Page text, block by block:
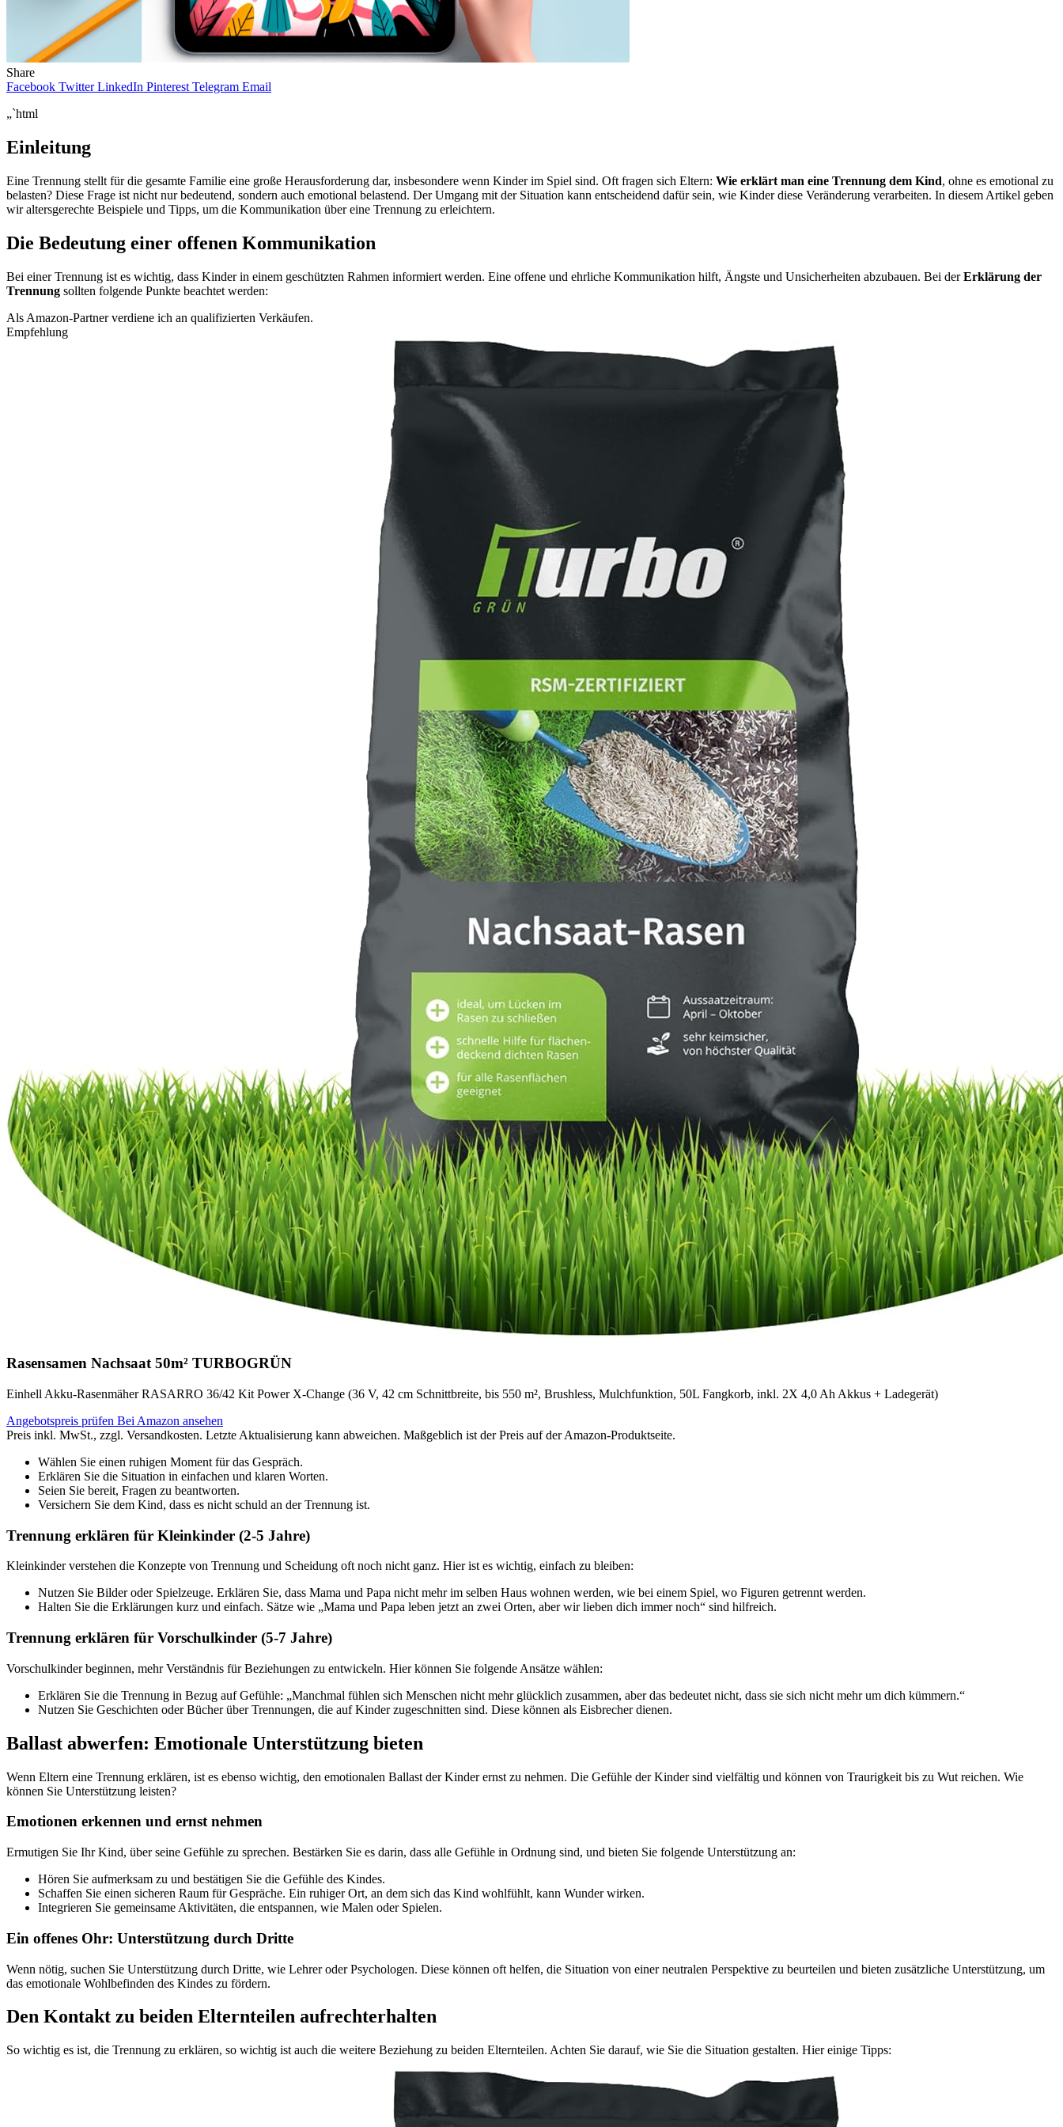
Share
Facebook Twitter LinkedIn Pinterest Telegram Email
„`html
Einleitung
Eine Trennung stellt für die gesamte Familie eine große Herausforderung dar, insbesondere wenn Kinder im Spiel sind. Oft fragen sich Eltern: Wie erklärt man eine Trennung dem Kind, ohne es emotional zu
belasten? Diese Frage ist nicht nur bedeutend, sondern auch emotional belastend. Der Umgang mit der Situation kann entscheidend dafür sein, wie Kinder diese Veränderung verarbeiten. In diesem Artikel geben
wir altersgerechte Beispiele und Tipps, um die Kommunikation über eine Trennung zu erleichtern.
Die Bedeutung einer offenen Kommunikation
Bei einer Trennung ist es wichtig, dass Kinder in einem geschützten Rahmen informiert werden. Eine offene und ehrliche Kommunikation hilft, Ängste und Unsicherheiten abzubauen. Bei derErklärung der
Trennung sollten folgende Punkte beachtet werden:
Als Amazon-Partner verdiene ich an qualifizierten Verkäufen.
Empfehlung
Rasensamen Nachsaat 50m² TURBOGRÜN
Einhell Akku-Rasenmäher RASARRO 36/42 Kit Power X-Change (36 V, 42 cm Schnittbreite, bis 550 m², Brushless, Mulchfunktion, 50L Fangkorb, inkl. 2X 4,0 Ah Akkus + Ladegerät)
Angebotspreis prüfen Bei Amazon ansehen
Preis inkl. MwSt., zzgl. Versandkosten. Letzte Aktualisierung kann abweichen. Maßgeblich ist der Preis auf der Amazon-Produktseite.
Wählen Sie einen ruhigen Moment für das Gespräch.
Erklären Sie die Situation in einfachen und klaren Worten.
Seien Sie bereit, Fragen zu beantworten.
Versichern Sie dem Kind, dass es nicht schuld an der Trennung ist.
Trennung erklären für Kleinkinder (2-5 Jahre)
Kleinkinder verstehen die Konzepte von Trennung und Scheidung oft noch nicht ganz. Hier ist es wichtig, einfach zu bleiben:
Nutzen Sie Bilder oder Spielzeuge. Erklären Sie, dass Mama und Papa nicht mehr im selben Haus wohnen werden, wie bei einem Spiel, wo Figuren getrennt werden.
Halten Sie die Erklärungen kurz und einfach. Sätze wie „Mama und Papa leben jetzt an zwei Orten, aber wir lieben dich immer noch“ sind hilfreich.
Trennung erklären für Vorschulkinder (5-7 Jahre)
Vorschulkinder beginnen, mehr Verständnis für Beziehungen zu entwickeln. Hier können Sie folgende Ansätze wählen:
Erklären Sie die Trennung in Bezug auf Gefühle: „Manchmal fühlen sich Menschen nicht mehr glücklich zusammen, aber das bedeutet nicht, dass sie sich nicht mehr um dich kümmern.“
Nutzen Sie Geschichten oder Bücher über Trennungen, die auf Kinder zugeschnitten sind. Diese können als Eisbrecher dienen.
Ballast abwerfen: Emotionale Unterstützung bieten
Wenn Eltern eine Trennung erklären, ist es ebenso wichtig, den emotionalen Ballast der Kinder ernst zu nehmen. Die Gefühle der Kinder sind vielfältig und können von Traurigkeit bis zu Wut reichen. Wie
können Sie Unterstützung leisten?
Emotionen erkennen und ernst nehmen
Ermutigen Sie Ihr Kind, über seine Gefühle zu sprechen. Bestärken Sie es darin, dass alle Gefühle in Ordnung sind, und bieten Sie folgende Unterstützung an:
Hören Sie aufmerksam zu und bestätigen Sie die Gefühle des Kindes.
Schaffen Sie einen sicheren Raum für Gespräche. Ein ruhiger Ort, an dem sich das Kind wohlfühlt, kann Wunder wirken.
Integrieren Sie gemeinsame Aktivitäten, die entspannen, wie Malen oder Spielen.
Ein offenes Ohr: Unterstützung durch Dritte
Wenn nötig, suchen Sie Unterstützung durch Dritte, wie Lehrer oder Psychologen. Diese können oft helfen, die Situation von einer neutralen Perspektive zu beurteilen und bieten zusätzliche Unterstützung, um
das emotionale Wohlbefinden des Kindes zu fördern.
Den Kontakt zu beiden Elternteilen aufrechterhalten
So wichtig es ist, die Trennung zu erklären, so wichtig ist auch die weitere Beziehung zu beiden Elternteilen. Achten Sie darauf, wie Sie die Situation gestalten. Hier einige Tipps: